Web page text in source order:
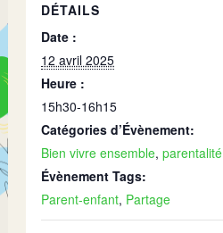
DÉTAILS
Date :
12 avril 2025
Heure :
15h30-16h15
Catégories d’Évènement:
Bien vivre ensemble,parentalité
Évènement Tags:
Parent-enfant, Partage